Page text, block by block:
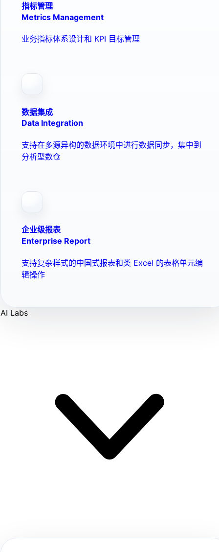
指标管理
Metrics Management
业务指标体系设计和 KPI 目标管理
数据集成
Data Integration
支持在多源异构的数据环境中进行数据同步，集中到
分析型数仓
企业级报表
Enterprise Report
支持复杂样式的中国式报表和类 Excel 的表格单元编
辑操作
AI Labs